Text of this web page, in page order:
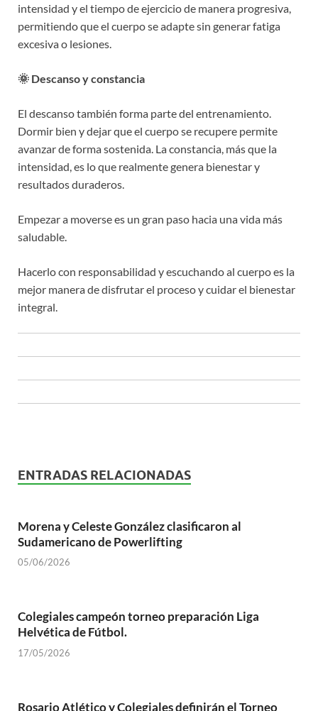
intensidad y el tiempo de ejercicio de manera progresiva,
permitiendo que el cuerpo se adapte sin generar fatiga
excesiva o lesiones.
🌞 Descanso y constancia
El descanso también forma parte del entrenamiento.
Dormir bien y dejar que el cuerpo se recupere permite
avanzar de forma sostenida. La constancia, más que la
intensidad, es lo que realmente genera bienestar y
resultados duraderos.
Empezar a moverse es un gran paso hacia una vida más
saludable.
Hacerlo con responsabilidad y escuchando al cuerpo es la
mejor manera de disfrutar el proceso y cuidar el bienestar
integral.
ENTRADAS RELACIONADAS
Morena y Celeste González clasificaron al
Sudamericano de Powerlifting
05/06/2026
Colegiales campeón torneo preparación Liga
Helvética de Fútbol.
17/05/2026
Rosario Atlético y Colegiales definirán el Torneo